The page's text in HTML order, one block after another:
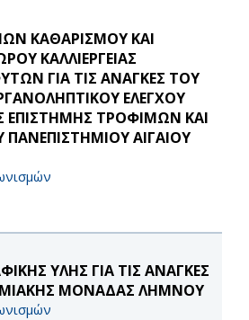
ΚΑΘΑΡΙΣΜΟΥ ΚΑΙ
ΚΑΛΛΙΕΡΓΕΙΑΣ
ΓΙΑ ΤΙΣ ΑΝΑΓΚΕΣ ΤΟΥ
ΕΛΕΓΧΟΥ
ΤΡΟΦΙΜΩΝ ΚΑΙ
ΑΙΓΑΙΟΥ
ΥΛΗΣ ΓΙΑ ΤΙΣ ΑΝΑΓΚΕΣ
ΜΟΝΑΔΑΣ ΛΗΜΝΟΥ